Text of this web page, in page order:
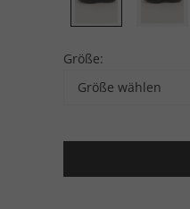
Größe:
Größe wählen